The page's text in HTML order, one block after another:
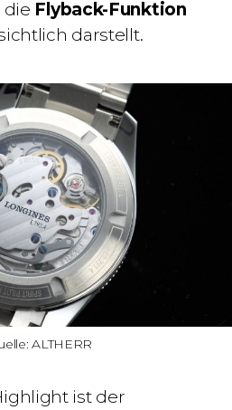
die Flyback-Funktion
darstellt.
ALTHERR
ist der